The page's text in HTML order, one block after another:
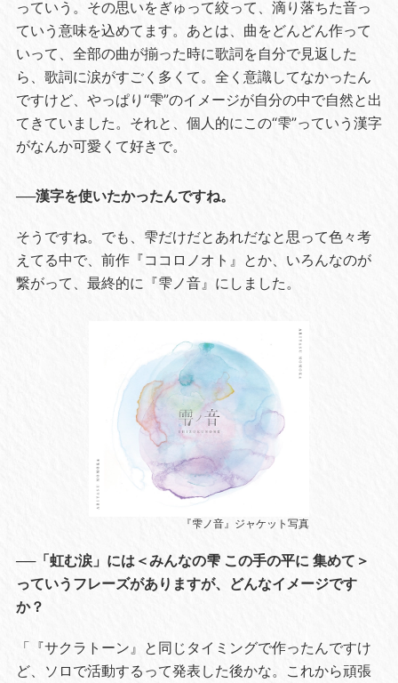
っていう。その思いをぎゅって絞って、滴り落ちた音っ
ていう意味を込めてます。あとは、曲をどんどん作って
いって、全部の曲が揃った時に歌詞を自分で見返した
ら、歌詞に涙がすごく多くて。全く意識してなかったん
ですけど、やっぱり“雫”のイメージが自分の中で自然と出
てきていました。それと、個人的にこの“雫”っていう漢字
がなんか可愛くて好きで。
──漢字を使いたかったんですね。
そうですね。でも、雫だけだとあれだなと思って色々考
えてる中で、前作『ココロノオト』とか、いろんなのが
繋がって、最終的に『雫ノ音』にしました。
『雫ノ音』ジャケット写真
──「虹む涙」には＜みんなの雫 この手の平に 集めて＞
っていうフレーズがありますが、どんなイメージです
か？
「『サクラトーン』と同じタイミングで作ったんですけ
ど、ソロで活動するって発表した後かな。これから頑張